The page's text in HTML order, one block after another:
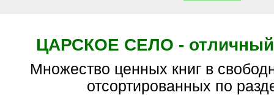
ЦАРСКОЕ СЕЛО - отличный
Множество ценных книг в свободном доступе,
отсортированных по